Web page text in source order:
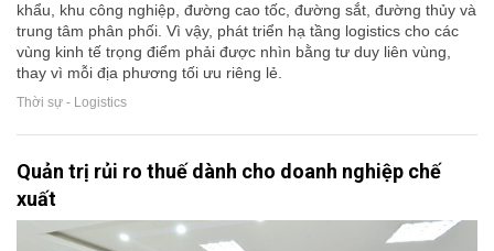
khẩu, khu công nghiệp, đường cao tốc, đường sắt, đường thủy và
trung tâm phân phối. Vì vậy, phát triển hạ tầng logistics cho các
vùng kinh tế trọng điểm phải được nhìn bằng tư duy liên vùng,
thay vì mỗi địa phương tối ưu riêng lẻ.
Thời sự - Logistics
Quản trị rủi ro thuế dành cho doanh nghiệp chế
xuất